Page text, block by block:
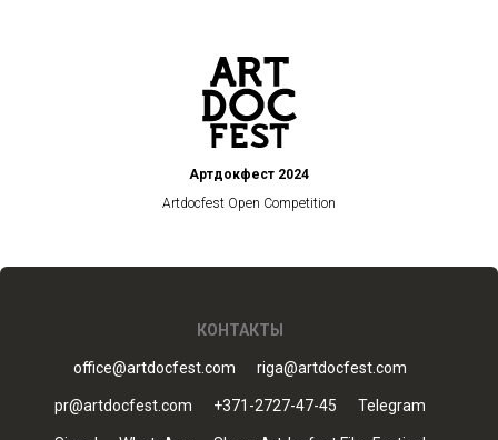
Артдокфест 2024
Artdocfest Open Competition
КОНТАКТЫ
office@artdocfest.com riga@artdocfest.com
pr@artdocfest.com +371-2727-47-45 Telegram